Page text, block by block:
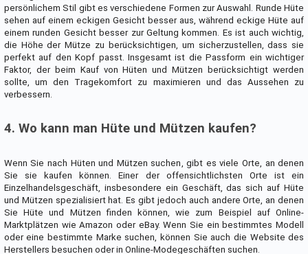
persönlichem Stil gibt es verschiedene Formen zur Auswahl. Runde Hüte
sehen auf einem eckigen Gesicht besser aus, während eckige Hüte auf
einem runden Gesicht besser zur Geltung kommen. Es ist auch wichtig,
die Höhe der Mütze zu berücksichtigen, um sicherzustellen, dass sie
perfekt auf den Kopf passt. Insgesamt ist die Passform ein wichtiger
Faktor, der beim Kauf von Hüten und Mützen berücksichtigt werden
sollte, um den Tragekomfort zu maximieren und das Aussehen zu
verbessern.
4. Wo kann man Hüte und Mützen kaufen?
Wenn Sie nach Hüten und Mützen suchen, gibt es viele Orte, an denen
Sie sie kaufen können. Einer der offensichtlichsten Orte ist ein
Einzelhandelsgeschäft, insbesondere ein Geschäft, das sich auf Hüte
und Mützen spezialisiert hat. Es gibt jedoch auch andere Orte, an denen
Sie Hüte und Mützen finden können, wie zum Beispiel auf Online-
Marktplätzen wie Amazon oder eBay. Wenn Sie ein bestimmtes Modell
oder eine bestimmte Marke suchen, können Sie auch die Website des
Herstellers besuchen oder in Online-Modegeschäften suchen.